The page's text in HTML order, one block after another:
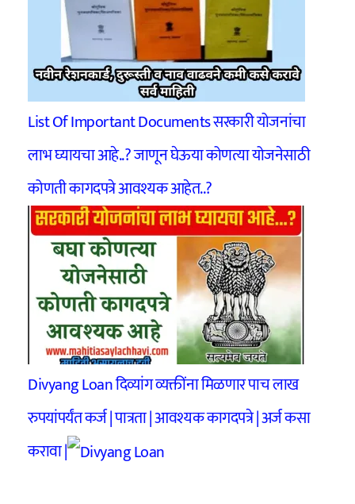
List Of Important Documents सरकारी योजनांचा
लाभ घ्यायचा आहे..? जाणून घेऊया कोणत्या योजनेसाठी
कोणती कागदपत्रे आवश्यक आहेत..?
Divyang Loan दिव्यांग व्यक्तींना मिळणार पाच लाख
रुपयांपर्यंत कर्ज | पात्रता | आवश्यक कागदपत्रे | अर्ज कसा
करावा |